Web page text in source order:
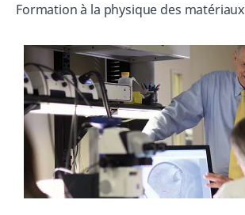
Formation à la physique des matériaux